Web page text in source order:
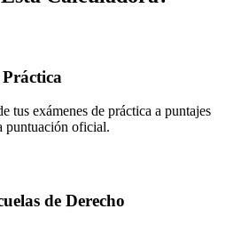
tus exámenes de práctica a puntajes
puntuación oficial.
de Derecho